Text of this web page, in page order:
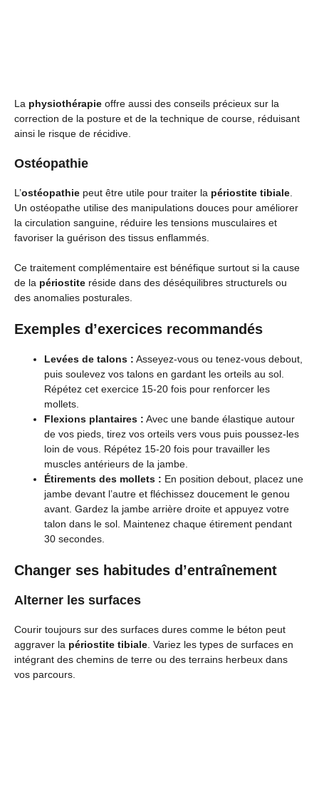
La physiothérapie offre aussi des conseils précieux sur la
correction de la posture et de la technique de course, réduisant
ainsi le risque de récidive.
Ostéopathie
L’ostéopathie peut être utile pour traiter la périostite tibiale
Un ostéopathe utilise des manipulations douces pour améliorer
la circulation sanguine, réduire les tensions musculaires et
favoriser la guérison des tissus enflammés.
Ce traitement complémentaire est bénéfique surtout si la cause
de la périostite réside dans des déséquilibres structurels ou
des anomalies posturales.
Exemples d’exercices recommandés
Levées de talons : Asseyez-vous ou tenez-vous debout,
puis soulevez vos talons en gardant les orteils au sol.
Répétez cet exercice 15-20 fois pour renforcer les
mollets.
Flexions plantaires : Avec une bande élastique autour
de vos pieds, tirez vos orteils vers vous puis poussez-les
loin de vous. Répétez 15-20 fois pour travailler les
muscles antérieurs de la jambe.
Étirements des mollets : En position debout, placez une
jambe devant l’autre et fléchissez doucement le genou
avant. Gardez la jambe arrière droite et appuyez votre
talon dans le sol. Maintenez chaque étirement pendant
30 secondes.
Changer ses habitudes d’entraînement
Alterner les surfaces
Courir toujours sur des surfaces dures comme le béton peut
aggraver la périostite tibiale . Variez les types de surfaces en
intégrant des chemins de terre ou des terrains herbeux dans
vos parcours.